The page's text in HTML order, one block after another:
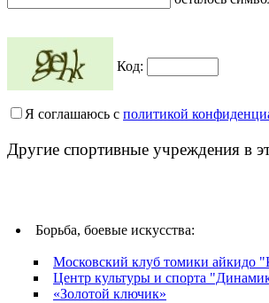
Код:
Я соглашаюсь с политикой
Другие спортивные учреждения в
Борьба, боевые искусства:
Московский клуб томики айкидо
Центр культуры и спорта
«Золотой ключик»